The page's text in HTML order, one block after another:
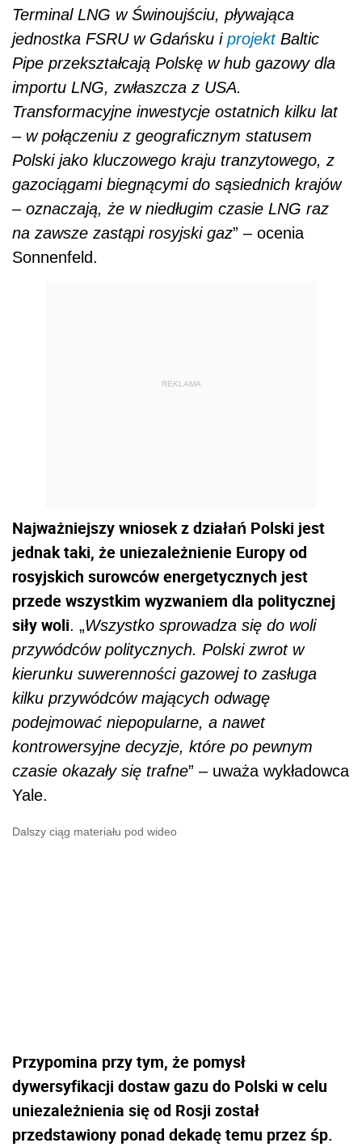
Terminal LNG w Świnoujściu, pływająca
jednostka FSRU w Gdańsku i projektBaltic
Pipe przekształcają Polskę w hub gazowy dla
importu LNG, zwłaszcza z USA.
Transformacyjne inwestycje ostatnich kilku lat
– w połączeniu z geograficznym statusem
Polski jako kluczowego kraju tranzytowego, z
gazociągami biegnącymi do sąsiednich krajów
– oznaczają, że w niedługim czasie LNG raz
na zawsze zastąpi rosyjski gaz” – ocenia
Sonnenfeld.
REKLAMA
Najważniejszy wniosek z działań Polski jest
jednak taki, że uniezależnienie Europy od
rosyjskich surowców energetycznych jest
przede wszystkim wyzwaniem dla politycznej
siły woli. „Wszystko sprowadza się do woli
przywódców politycznych. Polski zwrot w
kierunku suwerenności gazowej to zasługa
kilku przywódców mających odwagę
podejmować niepopularne, a nawet
kontrowersyjne decyzje, które po pewnym
czasie okazały się trafne” – uważa wykładowca
Yale.
Dalszy ciąg materiału pod wideo
Przypomina przy tym, że pomysł
dywersyfikacji dostaw gazu do Polski w celu
uniezależnienia się od Rosji został
przedstawiony ponad dekadę temu przez śp.